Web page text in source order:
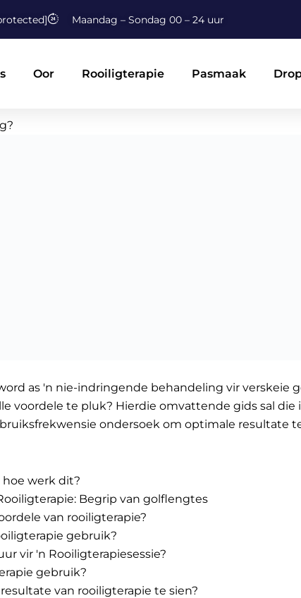
Maandag – Sondag 00 – 24 uur
Oor Rooiligterapie Pasmaak
as 'n nie-indringende behandeling vir verskeie
voordele te pluk? Hierdie omvattende gids sal
ondersoek om optimale resultate
hoe werk dit?
Begrip van golflengtes
van rooiligterapie?
gebruik?
vir 'n Rooiligterapiesessie?
gebruik?
van rooiligterapie te sien?